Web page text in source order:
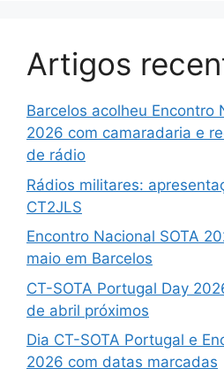
Artigos
Barcelos acolheu Encontro
2026 com camaradaria e
de rádio
Rádios militares:
CT2JLS
Encontro Nacional SOTA
maio em Barcelos
CT-SOTA Portugal Day
de abril próximos
Dia CT-SOTA Portugal e
2026 com datas marcadas